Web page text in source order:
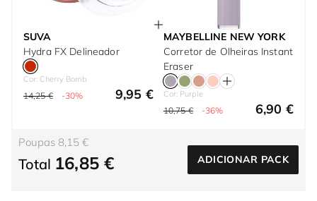
SUVA
Hydra FX Delineador
Cor: Cherry Bomb
14,25 € -30% 9,95 €
MAYBELLINE NEW YORK
Corretor de Olheiras Instant
Eraser
Cor: Purple
10,75 € -36% 6,90 €
Poupas 8,15 €
Total 16,85 € ADICIONAR PACK